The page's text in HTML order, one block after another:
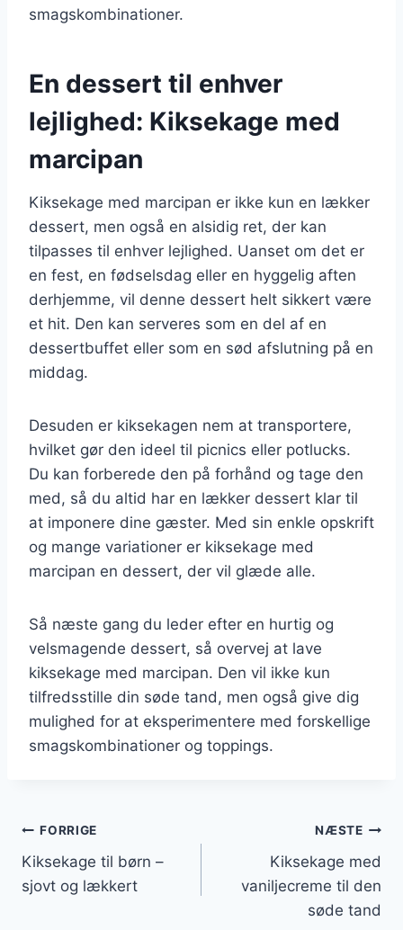
smagskombinationer.
En dessert til enhver
lejlighed: Kiksekage med
marcipan
Kiksekage med marcipan er ikke kun en lækker
dessert, men også en alsidig ret, der kan
tilpasses til enhver lejlighed. Uanset om det er
en fest, en fødselsdag eller en hyggelig aften
derhjemme, vil denne dessert helt sikkert være
et hit. Den kan serveres som en del af en
dessertbuffet eller som en sød afslutning på en
middag.
Desuden er kiksekagen nem at transportere,
hvilket gør den ideel til picnics eller potlucks.
Du kan forberede den på forhånd og tage den
med, så du altid har en lækker dessert klar til
at imponere dine gæster. Med sin enkle opskrift
og mange variationer er kiksekage med
marcipan en dessert, der vil glæde alle.
Så næste gang du leder efter en hurtig og
velsmagende dessert, så overvej at lave
kiksekage med marcipan. Den vil ikke kun
tilfredsstille din søde tand, men også give dig
mulighed for at eksperimentere med forskellige
smagskombinationer og toppings.
Indlægsnavigation
FORRIGE
Kiksekage til børn –
sjovt og lækkert
NÆSTE
Kiksekage med
vaniljecreme til den
søde tand